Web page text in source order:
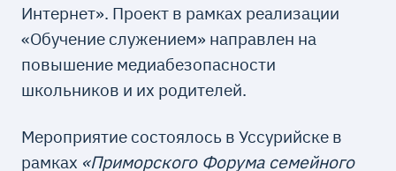
Интернет». Проект в рамках реализации
«Обучение служением» направлен на
повышение медиабезопасности
школьников и их родителей.
Мероприятие состоялось в Уссурийске в
рамках «Приморского Форума семейного